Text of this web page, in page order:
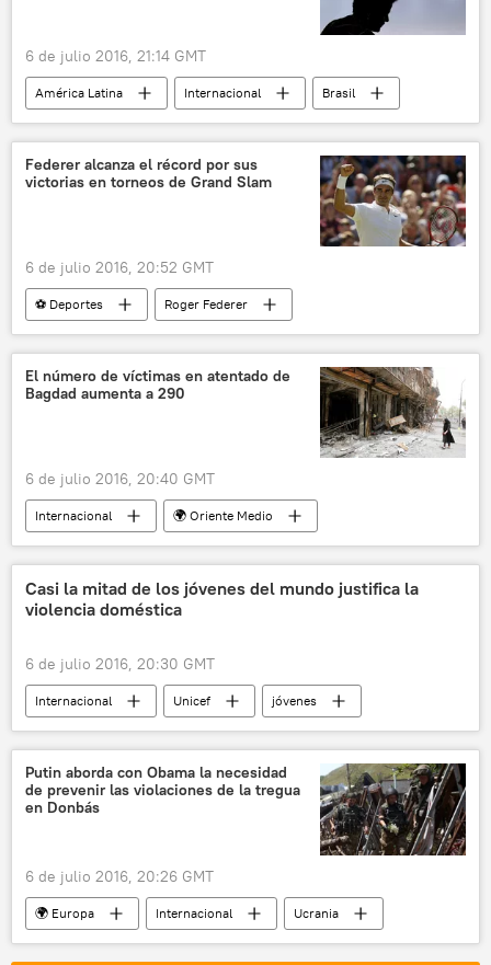
6 de julio 2016, 21:14 GMT
América Latina Internacional
Brasil
Dilma Rousseff
Janaína Paschoal
impeachment
El "impeachment" de la presidenta Dilma Rousseff en Brasil
Federer alcanza el récord por sus
victorias en torneos de Grand Slam
6 de julio 2016, 20:52 GMT
⚽ Deportes
Roger Federer
Wimbledon
tenis noticias
El número de víctimas en atentado de
Bagdad aumenta a 290
6 de julio 2016, 20:40 GMT
Internacional
🌍 Oriente Medio
Bagdad
Irak noticias
Casi la mitad de los jóvenes del mundo justifica la
violencia doméstica
6 de julio 2016, 20:30 GMT
Internacional Unicef
jóvenes
noticias
Putin aborda con Obama la necesidad
de prevenir las violaciones de la tregua
en Donbás
6 de julio 2016, 20:26 GMT
🌍 Europa Internacional
Ucrania
Donbás
Vladímir Putin